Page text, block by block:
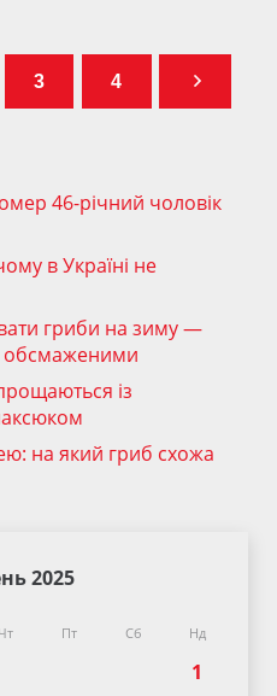
3 4
46-річний чоловік
в Україні не
гриби на зиму —
обсмаженими
із
на який гриб схожа
2025
Чт Пт Сб Нд
1